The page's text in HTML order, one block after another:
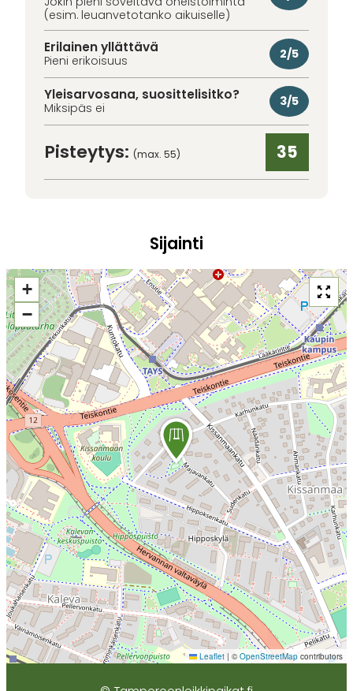
(esim. leuanvetotanko aikuiselle)
Erilainen yllättävä
Pieni erikoisuus 2/5
Yleisarvosana, suosittelisitko?
Miksipäs ei 3/5
Pisteytys: (max. 55) 35
Sijainti
+
−
Leaflet | © OpenStreetMap contributors